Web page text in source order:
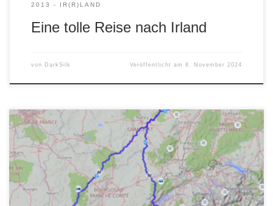
2013 - IR(R)LAND
Eine tolle Reise nach Irland
von DarkSilk Veröffentlicht am8. November 2024
Wir lassen uns ausnahmsweise mal Zeit. ca. 3.800 km in
15 Tagen sollten uns genug Zeit geben, die französische
Lebensart zu genießen. Stand der Planung am 29.05.2024:
Route de CreteRoute des Grandes AlpesGeorge